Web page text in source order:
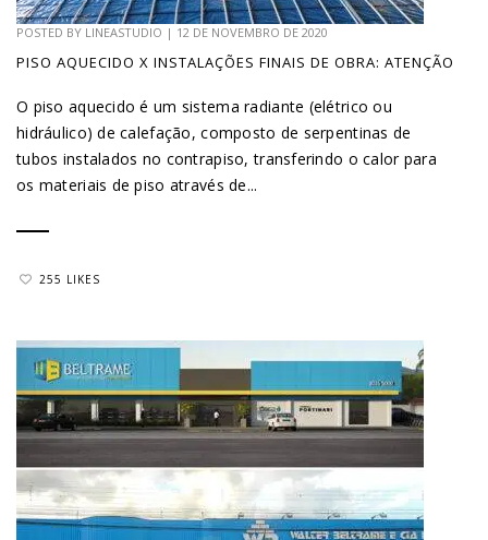
POSTED BY LINEASTUDIO | 12 DE NOVEMBRO DE 2020
PISO AQUECIDO X INSTALAÇÕES FINAIS DE OBRA: ATENÇÃO
O piso aquecido é um sistema radiante (elétrico ou
hidráulico) de calefação, composto de serpentinas de
tubos instalados no contrapiso, transferindo o calor para
os materiais de piso através de...
255 LIKES